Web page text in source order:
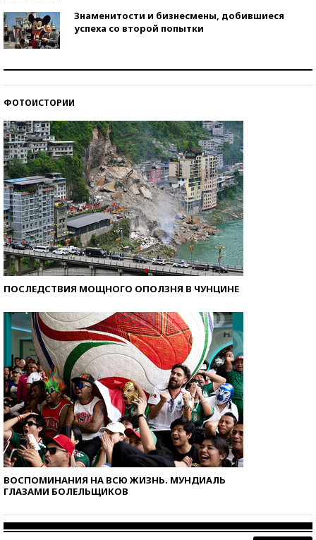
Знаменитости и бизнесмены, добившиеся
успеха со второй попытки
ФОТОИСТОРИИ
ПОСЛЕДСТВИЯ МОЩНОГО ОПОЛЗНЯ В ЧУНЦИНЕ
ВОСПОМИНАНИЯ НА ВСЮ ЖИЗНЬ. МУНДИАЛЬ
ГЛАЗАМИ БОЛЕЛЬЩИКОВ